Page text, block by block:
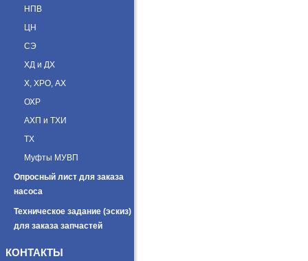
НПВ
ЦН
СЭ
ХД и ДХ
Х, ХРО, АХ
ОХР
АХП и ТХИ
ТХ
Муфты МУВП
Опросный лист для заказа
насоса
Техническое задание (эскиз)
для заказа запчастей
КОНТАКТЫ